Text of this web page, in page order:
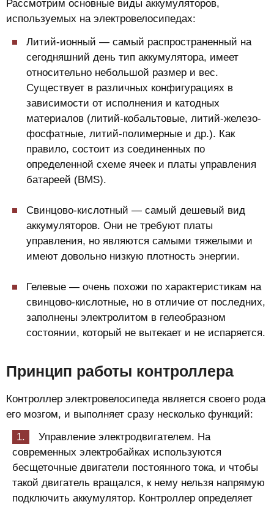
Рассмотрим основные виды аккумуляторов,
используемых на электровелосипедах:
Литий-ионный — самый распространенный на
сегодняшний день тип аккумулятора, имеет
относительно небольшой размер и вес.
Существует в различных конфигурациях в
зависимости от исполнения и катодных
материалов (литий-кобальтовые, литий-железо-
фосфатные, литий-полимерные и др.). Как
правило, состоит из соединенных по
определенной схеме ячеек и платы управления
батареей (BMS).
Свинцово-кислотный — самый дешевый вид
аккумуляторов. Они не требуют платы
управления, но являются самыми тяжелыми и
имеют довольно низкую плотность энергии.
Гелевые — очень похожи по характеристикам на
свинцово-кислотные, но в отличие от последних,
заполнены электролитом в гелеобразном
состоянии, который не вытекает и не испаряется.
Принцип работы контроллера
Контроллер электровелосипеда является своего рода
его мозгом, и выполняет сразу несколько функций:
Управление электродвигателем. На
современных электробайках используются
бесщеточные двигатели постоянного тока, и чтобы
такой двигатель вращался, к нему нельзя напрямую
подключить аккумулятор. Контроллер определяет